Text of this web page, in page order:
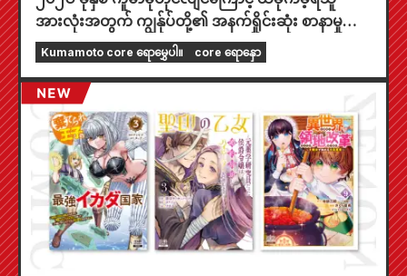
အားလုံးအတွက် ကျွန်ုပ်တို့၏ အနက်ရှိုင်းဆုံး စာနာမှုကို
ဖော်ပြအပ်ပါသည်။
Kumamoto core ရောမွှေပါ။ core ရောနှော